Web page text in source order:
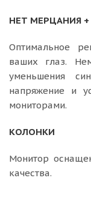
НЕТ МЕРЦАНИЯ
Оптимальное
ваших глаз.
уменьшения
напряжение и
мониторами.
КОЛОНКИ
Монитор
качества.